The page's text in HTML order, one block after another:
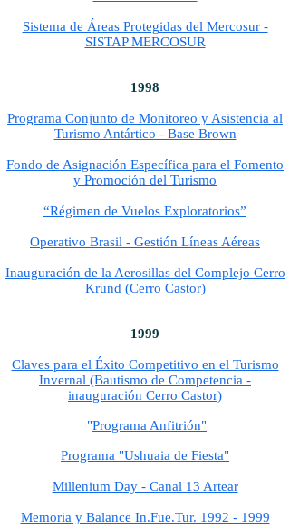
Sistema de Áreas Protegidas del Mercosur -
SISTAP MERCOSUR
1998
Programa Conjunto de Monitoreo y Asistencia al
Turismo Antártico - Base Brown
Fondo de Asignación Específica para el Fomento
y Promoción del Turismo
“Régimen de Vuelos Exploratorios”
Operativo Brasil - Gestión Líneas Aéreas
Inauguración de la Aerosillas del Complejo Cerro
Krund (Cerro Castor)
1999
Claves para el Éxito Competitivo en el Turismo
Invernal (Bautismo de Competencia -
inauguración Cerro Castor)
"Programa Anfitrión"
Programa "Ushuaia de Fiesta​​​"
Millenium Day - Canal 13 Artear
Memoria y Balance In.Fue.Tur. 1992 - 1999